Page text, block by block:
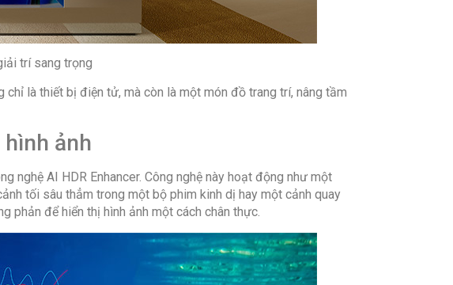
Cổng WiFi:
Cổng Internet (LAN):Có
Cổng HDMI:
Cổng Optical:1 cổng Optical
Composite
Cổng VGA (RGB / D-Sub):Không
Cổng USB: 2 Cổng
Chia sẻ thông minh:Airplay 2, DLNA, Miracast,
Hình ảnh:
trí sang trọng
là thiết bị điện tử, mà còn là một món đồ trang trí, nâng tầm
ảnh
nghệ AI HDR Enhancer. Công nghệ này hoạt động như một
tối sâu thẳm trong một bộ phim kinh dị hay một cảnh quay
phản để hiển thị hình ảnh một cách chân thực.